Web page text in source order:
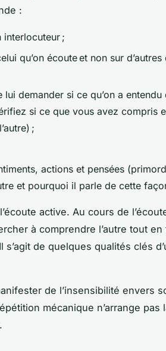
:
interlocuteur ;
qu’on écoute et non sur d’autres
demander si ce qu’on a
si ce que vous avez compris
;
actions et pensées
et pourquoi il parle de cette
active. Au cours de
à comprendre l’autre tout en
s’agit de quelques qualités clés
de l’insensibilité envers
mécanique n’arrange pas